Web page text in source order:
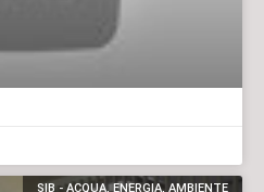
SIB - ACQUA, ENERGIA, AMBIENTE